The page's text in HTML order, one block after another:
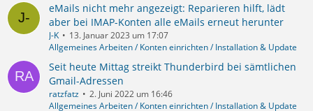
eMails nicht mehr angezeigt: Reparieren hilft, lädt
aber bei IMAP-Konten alle eMails erneut herunter
J-K
13. Januar 2023 um 17:07
Allgemeines Arbeiten / Konten einrichten / Installation & Update
Seit heute Mittag streikt Thunderbird bei sämtlichen
Gmail-Adressen
ratzfatz
2. Juni 2022 um 16:46
Allgemeines Arbeiten / Konten einrichten / Installation & Update